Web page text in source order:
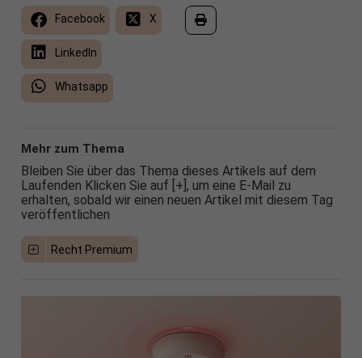
Facebook X
LinkedIn
Whatsapp
Mehr zum Thema
Bleiben Sie über das Thema dieses Artikels auf dem
Laufenden Klicken Sie auf [+], um eine E-Mail zu
erhalten, sobald wir einen neuen Artikel mit diesem Tag
veröffentlichen
Recht Premium